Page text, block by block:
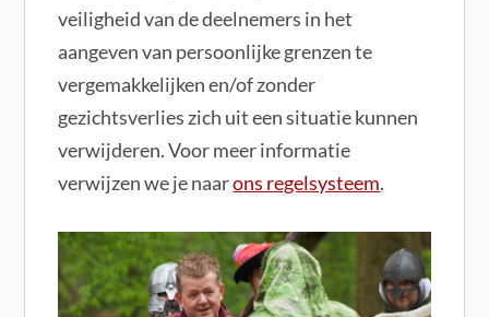
veiligheid van de deelnemers in het
aangeven van persoonlijke grenzen te
vergemakkelijken en/of zonder
gezichtsverlies zich uit een situatie kunnen
verwijderen. Voor meer informatie
verwijzen we je naarons regelsysteem.